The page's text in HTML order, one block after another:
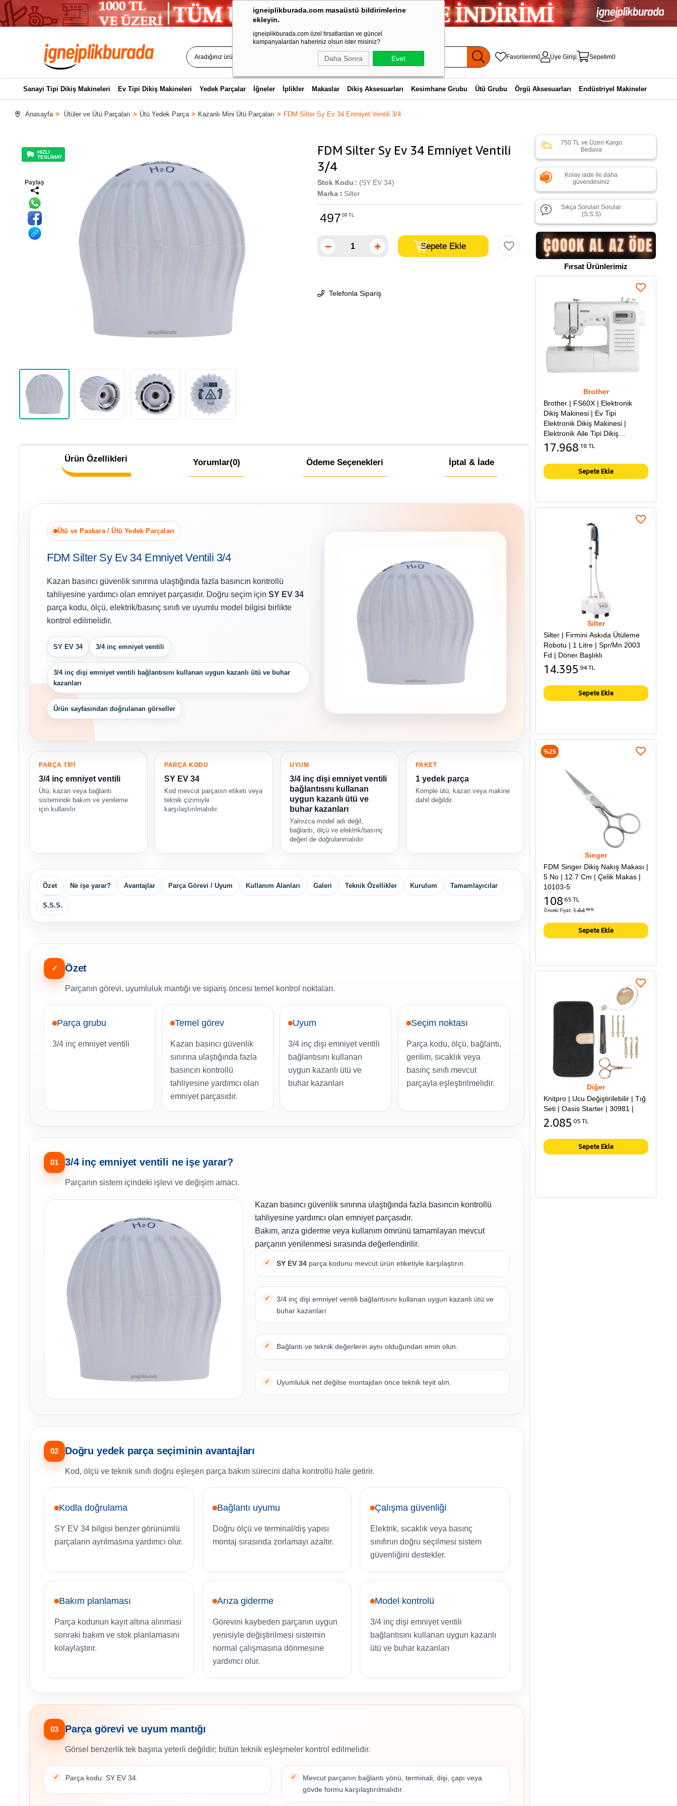
igneiplikburada.com masaüstü bildirimlerine
ekleyin.
igneiplikburada.com özel fırsatlardan ve güncel
kampanyalardan haberiniz olsun ister misiniz?
Daha Sonra Evet Favorilerim0 Üye Girişi Sepetim0
Sanayi Tipi Dikiş Makineleri Ev Tipi Dikiş Makineleri Yedek Parçalar İğneler İplikler Makaslar Dikiş Aksesuarları Kesimhane Grubu Ütü Grubu Örgü Aksesuarları Endüstriyel Makineler
Anasayfa Ütüler ve Ütü Parçaları Ütü Yedek Parça Kazanlı Mini Ütü Parçaları FDM Silter Sy Ev 34 Emniyet Ventili 3/4
HIZLI
TESLİMAT
Paylaş
FDM Silter Sy Ev 34 Emniyet Ventili
3/4
(SY EV 34)
Stok Kodu
Marka : Silter
497 09 TL
Telefonla Sipariş
Ürün Özellikleri Yorumlar(0) Ödeme Seçenekleri İptal & İade
Ütü ve Paskara / Ütü Yedek Parçaları
FDM Silter Sy Ev 34 Emniyet Ventili 3/4
Kazan basıncı güvenlik sınırına ulaştığında fazla basıncın kontrollü
tahliyesine yardımcı olan emniyet parçasıdır. Doğru seçim için SY EV 34
parça kodu, ölçü, elektrik/basınç sınıfı ve uyumlu model bilgisi birlikte
kontrol edilmelidir.
SY EV 34 3/4 inç emniyet ventili
3/4 inç dişi emniyet ventili bağlantısını kullanan uygun kazanlı ütü ve buhar
kazanları
Ürün sayfasından doğrulanan görseller
PARÇA TİPİ
3/4 inç emniyet ventili
Ütü, kazan veya bağlantı
sisteminde bakım ve yenileme
için kullanılır.
PARÇA KODU
SY EV 34
Kod mevcut parçanın etiketi veya
teknik çizimiyle
karşılaştırılmalıdır.
UYUM
3/4 inç dişi emniyet ventili
bağlantısını kullanan
uygun kazanlı ütü ve
buhar kazanları
Yalnızca model adı değil;
bağlantı, ölçü ve elektrik/basınç
değeri de doğrulanmalıdır.
PAKET
1 yedek parça
Komple ütü, kazan veya makine
dahil değildir.
Özet Ne işe yarar? Avantajlar Parça Görevi / Uyum Kullanım Alanları Galeri Teknik Özellikler Kurulum Tamamlayıcılar
S.S.S.
✓ Özet
Parçanın görevi, uyumluluk mantığı ve sipariş öncesi temel kontrol noktaları.
Parça grubu
3/4 inç emniyet ventili
Temel görev
Kazan basıncı güvenlik
sınırına ulaştığında fazla
basıncın kontrollü
tahliyesine yardımcı olan
emniyet parçasıdır.
Uyum
3/4 inç dişi emniyet ventili
bağlantısını kullanan
uygun kazanlı ütü ve
buhar kazanları
Seçim noktası
Parça kodu, ölçü, bağlantı,
gerilim, sıcaklık veya
basınç sınıfı mevcut
parçayla eşleştirilmelidir.
01 3/4 inç emniyet ventili ne işe yarar?
Parçanın sistem içindeki işlevi ve değişim amacı.
Kazan basıncı güvenlik sınırına ulaştığında fazla basıncın kontrollü
tahliyesine yardımcı olan emniyet parçasıdır.
Bakım, arıza giderme veya kullanım ömrünü tamamlayan mevcut
parçanın yenilenmesi sırasında değerlendirilir.
SY EV 34 parça kodunu mevcut ürün etiketiyle karşılaştırın.
3/4 inç dişi emniyet ventili bağlantısını kullanan uygun kazanlı ütü ve
buhar kazanları
Bağlantı ve teknik değerlerin aynı olduğundan emin olun.
Uyumluluk net değilse montajdan önce teknik teyit alın.
02 Doğru yedek parça seçiminin avantajları
Kod, ölçü ve teknik sınıfı doğru eşleşen parça bakım sürecini daha kontrollü hale getirir.
Kodla doğrulama
SY EV 34 bilgisi benzer görünümlü
parçaların ayrılmasına yardımcı olur.
Bağlantı uyumu
Doğru ölçü ve terminal/diş yapısı
montaj sırasında zorlamayı azaltır.
Çalışma güvenliği
Elektrik, sıcaklık veya basınç
sınıfının doğru seçilmesi sistem
güvenliğini destekler.
Bakım planlaması
Parça kodunun kayıt altına alınması
sonraki bakım ve stok planlamasını
kolaylaştırır.
Arıza giderme
Görevini kaybeden parçanın uygun
yenisiyle değiştirilmesi sistemin
normal çalışmasına dönmesine
yardımcı olur.
Model kontrolü
3/4 inç dişi emniyet ventili
bağlantısını kullanan uygun kazanlı
ütü ve buhar kazanları
03 Parça görevi ve uyum mantığı
Görsel benzerlik tek başına yeterli değildir; bütün teknik eşleşmeler kontrol edilmelidir.
Parça kodu: SY EV 34.
Mevcut parçanın bağlantı yönü, terminali, dişi, çapı veya
gövde formu karşılaştırılmalıdır.
750 TL ve Üzeri Kargo
Bedava
Kolay iade ile daha
güvendesiniz
Sıkça Sorulan Sorular
(S.S.S)
Fırsat Ürünlerimiz
Brother
Brother | FS60X | Elektronik
Dikiş Makinesi | Ev Tipi
Elektronik Dikiş Makinesi |
Elektronik Aile Tipi Dikiş
Makinesi
17.968 18 TL
Sepete Ekle
Silter
Silter | Firmini Askıda Ütüleme
Robotu | 1 Litre | Spr/Mn 2003
Fd | Döner Başlıklı
14.395 94 TL
Sepete Ekle
Singer
FDM Singer Dikiş Nakış Makası |
5 No | 12.7 Cm | Çelik Makas |
10103-5
108 65 TL
Önceki Fiyat:144 86 TL
Sepete Ekle
%25
Diğer
Knitpro | Ucu Değiştirilebilir | Tığ
Seti | Oasis Starter | 30981 |
2.085 05 TL
Sepete Ekle